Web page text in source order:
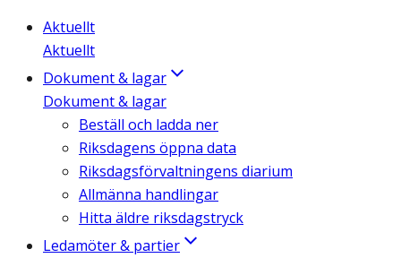
Aktuellt
Aktuellt
Dokument & lagar
Dokument & lagar
Beställ och ladda ner
Riksdagens öppna data
Riksdagsförvaltningens diarium
Allmänna handlingar
Hitta äldre riksdagstryck
Ledamöter & partier